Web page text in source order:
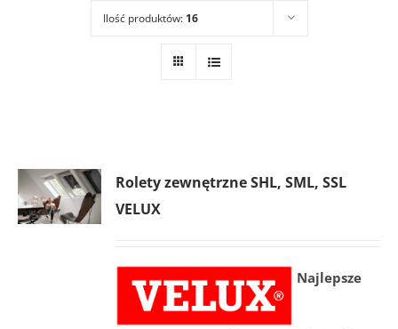
Ilość produktów: 16
Rolety zewnętrzne SHL, SML, SSL
VELUX
Najlepsze